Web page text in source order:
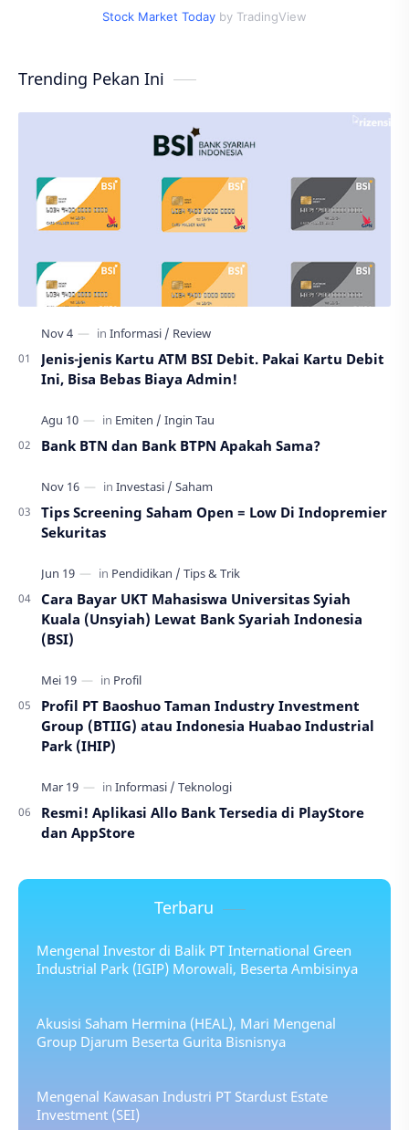
Stock Market Today by TradingView
Trending Pekan Ini
Jenis-jenis Kartu ATM BSI Debit. Pakai Kartu Debit
Ini, Bisa Bebas Biaya Admin!
Bank BTN dan Bank BTPN Apakah Sama?
Tips Screening Saham Open = Low Di Indopremier
Sekuritas
Cara Bayar UKT Mahasiswa Universitas Syiah
Kuala (Unsyiah) Lewat Bank Syariah Indonesia
(BSI)
Profil PT Baoshuo Taman Industry Investment
Group (BTIIG) atau Indonesia Huabao Industrial
Park (IHIP)
Resmi! Aplikasi Allo Bank Tersedia di PlayStore
dan AppStore
Terbaru
Mengenal Investor di Balik PT International Green
Industrial Park (IGIP) Morowali, Beserta Ambisinya
Akusisi Saham Hermina (HEAL), Mari Mengenal
Group Djarum Beserta Gurita Bisnisnya
Mengenal Kawasan Industri PT Stardust Estate
Investment (SEI)